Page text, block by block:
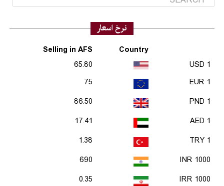
نرخ اسعار
Country
Selling in AFS
1 USD
65.80
1 EUR
75
1 PND
86.50
1 AED
17.41
1 TRY
1.38
1000 INR
690
1000 IRR
0.35